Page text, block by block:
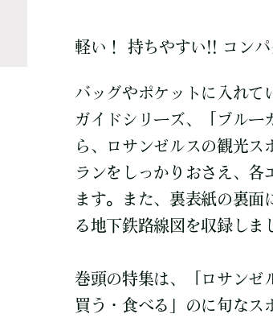
軽い！ 持ちやすい!! コン
バッグやポケットに入れて
ガイドシリーズ、「ブルー
ら、ロサンゼルスの観光ス
ランをしっかりおさえ、各
ます。また、裏表紙の裏面
る地下鉄路線図を収録しま
巻頭の特集は、「ロサンゼ
買う・食べる」のに旬なス